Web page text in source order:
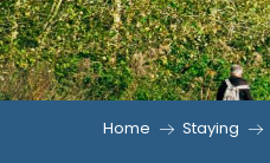
Home Staying